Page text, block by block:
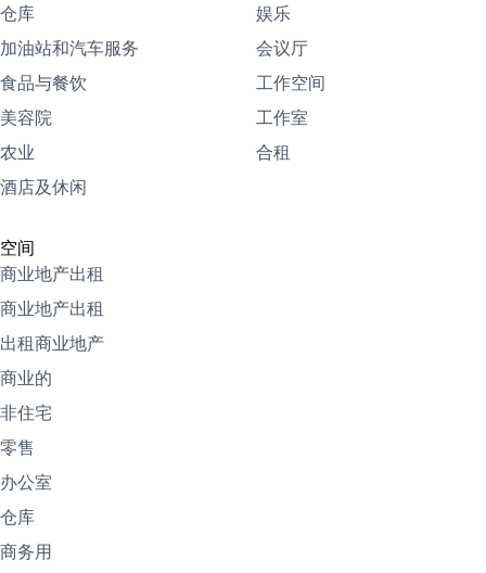
仓库
加油站和汽车服务
食品与餐饮
美容院
农业
酒店及休闲
娱乐
会议厅
工作空间
工作室
合租
空间
商业地产出租
商业地产出租
出租商业地产
商业的
非住宅
零售
办公室
仓库
商务用